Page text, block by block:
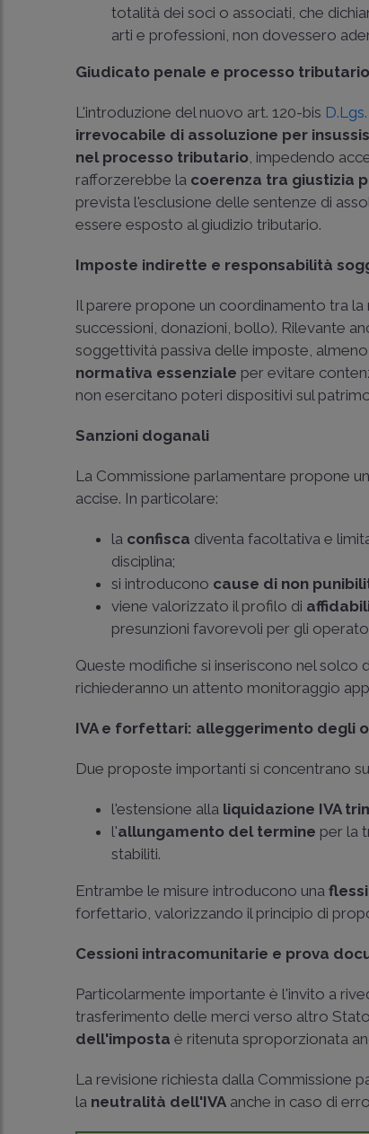
totalità dei soci o associati, che
arti e professioni, non dovessero
Giudicato penale e processo tributario
L'introduzione del nuovo art. 120-bis
irrevocabile di assoluzione per
nel processo tributario, impedendo
rafforzerebbe la coerenza tra giustizia
prevista l'esclusione delle sentenze di
essere esposto al giudizio tributario.
Imposte indirette e responsabilità
Il parere propone un coordinamento tra
successioni, donazioni, bollo). Rilevante
soggettività passiva delle imposte,
normativa essenziale per evitare
non esercitano poteri dispositivi sul
Sanzioni doganali
La Commissione parlamentare propone
accise. In particolare:
la confisca diventa facoltativa e
disciplina;
si introducono cause di non
viene valorizzato il profilo di
presunzioni favorevoli per gli
Queste modifiche si inseriscono nel solco
richiederanno un attento monitoraggio
IVA e forfettari: alleggerimento degli
Due proposte importanti si concentrano
l'estensione alla liquidazione IVA
l'allungamento del termine per la
stabiliti.
Entrambe le misure introducono una
forfettario, valorizzando il principio di
Cessioni intracomunitarie e prova
Particolarmente importante è l'invito a
trasferimento delle merci verso altro
dell'imposta è ritenuta sproporzionata
La revisione richiesta dalla Commissione
la neutralità dell'IVA anche in caso di